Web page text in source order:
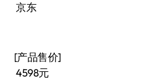
京东
[产品售价]
4598元